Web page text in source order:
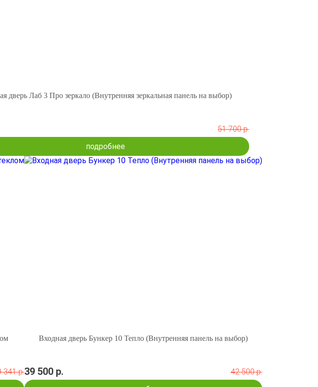
дверь Лаб 3 Про зеркало (Внутренняя зеркальная панель на выбор)
51 700 р.
подробнее
341 р.
Входная дверь Бункер 10 Тепло (Внутренняя панель на выбор)
39 500 р.
42 500 р.